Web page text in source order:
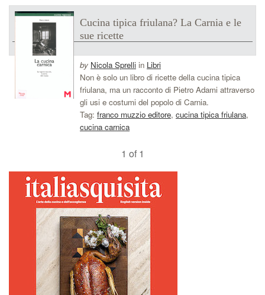
Cucina tipica friulana? La Carnia e le
sue ricette
by Nicola Sprelli in Libri
Non è solo un libro di ricette della cucina tipica
friulana, ma un racconto di Pietro Adami attraverso
gli usi e costumi del popolo di Carnia.
Tag: franco muzzio editore, cucina tipica friulana,
cucina carnica
1 of 1